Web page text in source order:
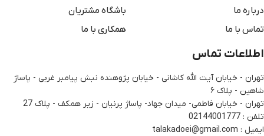
درباره ما
تماس با ما
باشگاه مشتریان
همکاری با ما
اطلاعات تماس
تهران - خیابان آیت الله کاشانی - خیابان پژوهنده نبش پیامبر غربی - پاساژ
شاهین - پلاک ۶
تهران - خیابان فاطمی- میدان جهاد- پاساژ پرنیان - زیر همکف - پلاک 27
تلفن : 02144001777
ایمیل : talakadoei@gmail.com